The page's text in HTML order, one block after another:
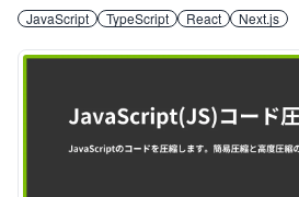
JavaScript TypeScript React Next.js